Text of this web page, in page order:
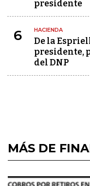
presidente
6 HACIENDA
De la
presidente,
del DNP
MÁS DE